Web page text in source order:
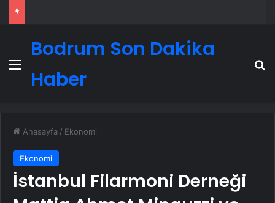
Menü
Bodrum Son Dakika
Haber
Anasayfa / Ekonomi
Ekonomi
İstanbul Filarmoni Derneği